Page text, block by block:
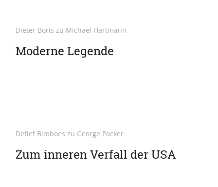
Dieter Boris zu Michael Hartmann
Moderne Legende
Detlef Bimboes zu George Packer
Zum inneren Verfall der USA